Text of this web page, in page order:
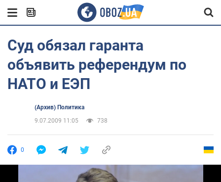
Суд обязал гаранта
объявить референдум по
НАТО и ЕЭП
(Архив) Политика
9.07.2009 11:05
738
0